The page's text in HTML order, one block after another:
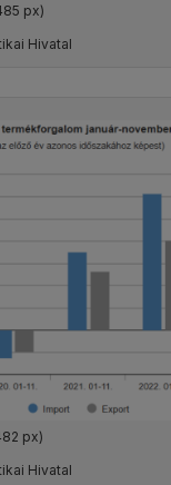
px)
Hivatal
px)
Hivatal